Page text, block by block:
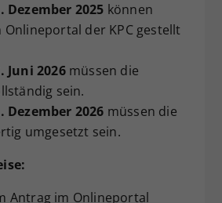
Dezember 2025 können
Onlineportal der KPC gestellt
Juni 2026müssen die
sein.
Dezember 2026 müssen die
umgesetzt sein.
Antrag im Onlineportal